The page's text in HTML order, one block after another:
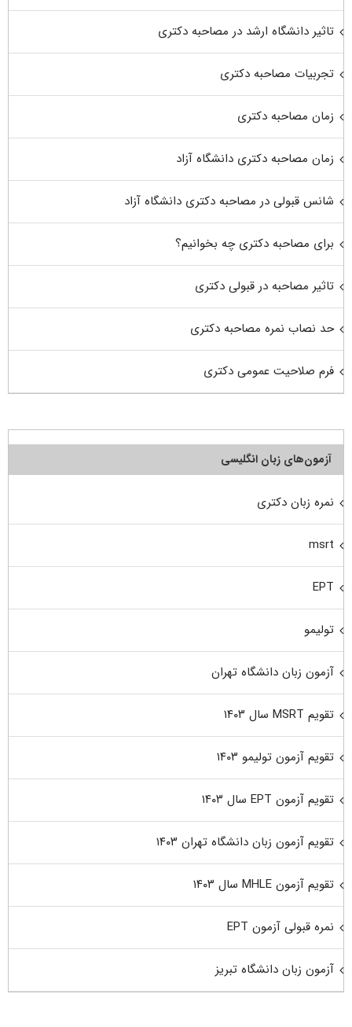
تاثیر دانشگاه ارشد در مصاحبه دکتری
تجربیات مصاحبه دکتری
زمان مصاحبه دکتری
زمان مصاحبه دکتری دانشگاه آزاد
شانس قبولی در مصاحبه دکتری دانشگاه آزاد
برای مصاحبه دکتری چه بخوانیم؟
تاثیر مصاحبه در قبولی دکتری
حد نصاب نمره مصاحبه دکتری
فرم صلاحیت عمومی دکتری
آزمون‌های زبان انگلیسی
نمره زبان دکتری
msrt
EPT
تولیمو
آزمون زبان دانشگاه تهران
تقویم MSRT سال ۱۴۰۳
تقویم آزمون تولیمو ۱۴۰۳
تقویم آزمون EPT سال ۱۴۰۳
تقویم آزمون زبان دانشگاه تهران ۱۴۰۳
تقویم آزمون MHLE سال ۱۴۰۳
نمره قبولی آزمون EPT
آزمون زبان دانشگاه تبریز